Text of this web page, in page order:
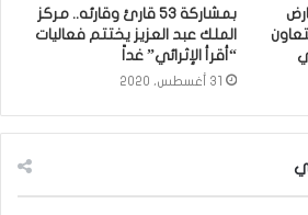
بمشاركة 53 قارئ وقارئه.. مركز
الملك عبد العزيز يختتم فعاليات
“أقرأ الإثرائي” غداً
31 أغسطس، 2020